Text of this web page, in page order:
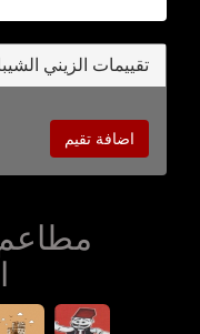
تقييمات الزيني
اضافة تقيم
مطاعم